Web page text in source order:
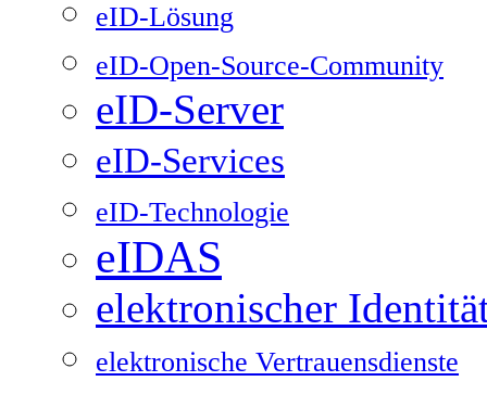
eID-Lösung
eID-Open-Source-Community
eID-Server
eID-Services
eID-Technologie
eIDAS
elektronischer
elektronische Vertrauensdienste